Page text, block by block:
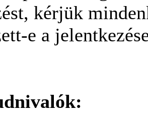
kérjük
e a